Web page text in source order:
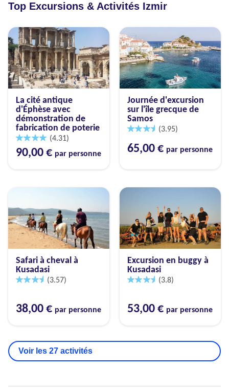
Top Excursions & Activités Izmir
La cité antique
d'Éphèse avec
démonstration de
fabrication de poterie
(4.31)
90,00 € par personne
Journée d'excursion
sur l'île grecque de
Samos
(3.95)
65,00 € par personne
Safari à cheval à
Kusadasi
(3.57)
38,00 € par personne
Excursion en buggy à
Kusadasi
(3.8)
53,00 € par personne
Voir les 27 activités